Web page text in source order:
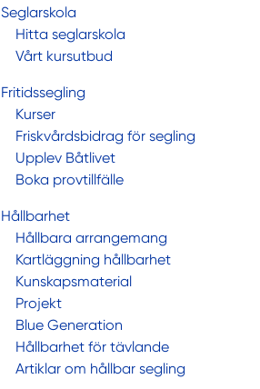
Seglarskola
Hitta seglarskola
Vårt kursutbud
Fritidssegling
Kurser
Friskvårdsbidrag för segling
Upplev Båtlivet
Boka provtillfälle
Hållbarhet
Hållbara arrangemang
Kartläggning hållbarhet
Kunskapsmaterial
Projekt
Blue Generation
Hållbarhet för tävlande
Artiklar om hållbar segling